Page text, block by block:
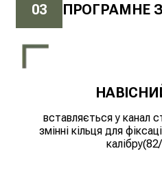
03 ПРОГРАМНЕ
вставляється у канал
змінні кільця для